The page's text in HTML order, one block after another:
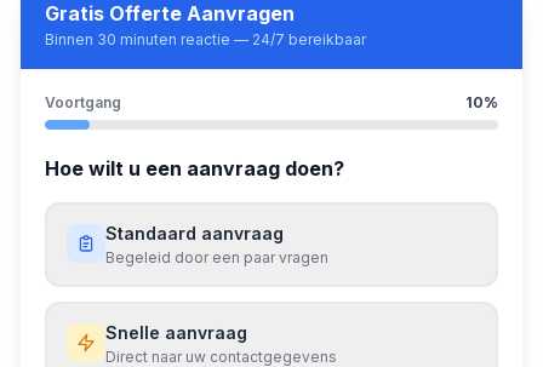
Gratis Offerte Aanvragen
Binnen 30 minuten reactie — 24/7 bereikbaar
Voortgang 10%
Hoe wilt u een aanvraag doen?
Standaard aanvraag
Begeleid door een paar vragen
Snelle aanvraag
Direct naar uw contactgegevens